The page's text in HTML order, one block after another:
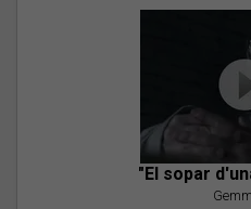
"El sopar